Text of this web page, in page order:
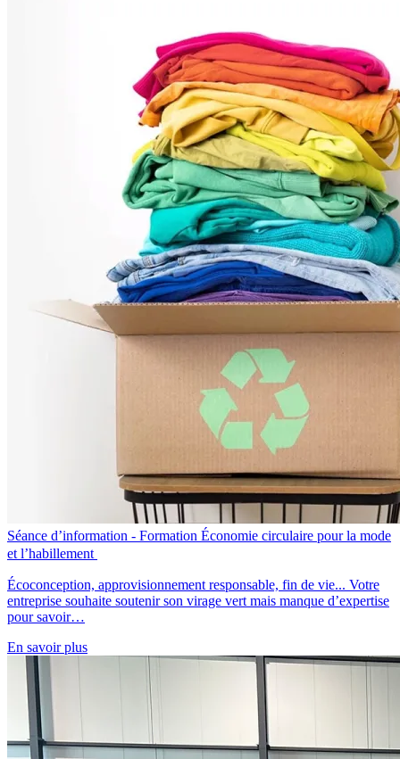
Séance d’information - Formation Économie circulaire pour la mode
et l’habillement
Écoconception, approvisionnement responsable, fin de vie... Votre
entreprise souhaite soutenir son virage vert mais manque d’expertise
pour savoir…
En savoir plus